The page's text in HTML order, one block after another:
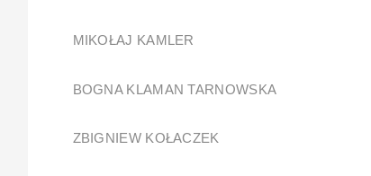
MIKOŁAJ KAMLER
BOGNA KLAMAN TARNOWSKA
ZBIGNIEW KOŁACZEK